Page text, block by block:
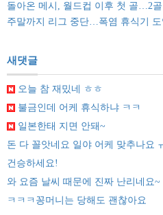
돌아온 메시, 월드컵 이후 첫 골…2
주말까지 리그 중단…폭염 휴식기 도
새댓글
오늘 참 재밌네 ㅎㅎ
불금인데 어케 휴식하냐 ㅋㅋ
일본한태 지면 안돼~
돈 다 꼴앗네요 일야 어케 맞추나요
건승하세요!
와 요즘 날씨 때문에 진짜 난리네요~
ㅋㅋㅋ꽁머니는 당해도 괜찮아요